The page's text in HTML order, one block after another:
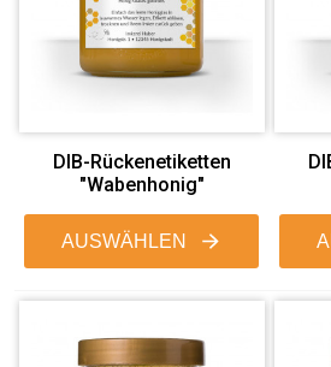
DIB-Rückenetiketten
"Wabenhonig"
AUSWÄHLEN